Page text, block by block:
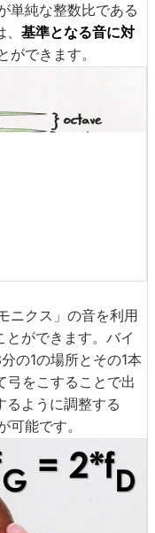
単純な整数比である
基準となる音に対
ができます。
ニクス」の音を利用
とができます。バイ
の1の場所とその1本
弓をこすることで出
るように調整する
能です。